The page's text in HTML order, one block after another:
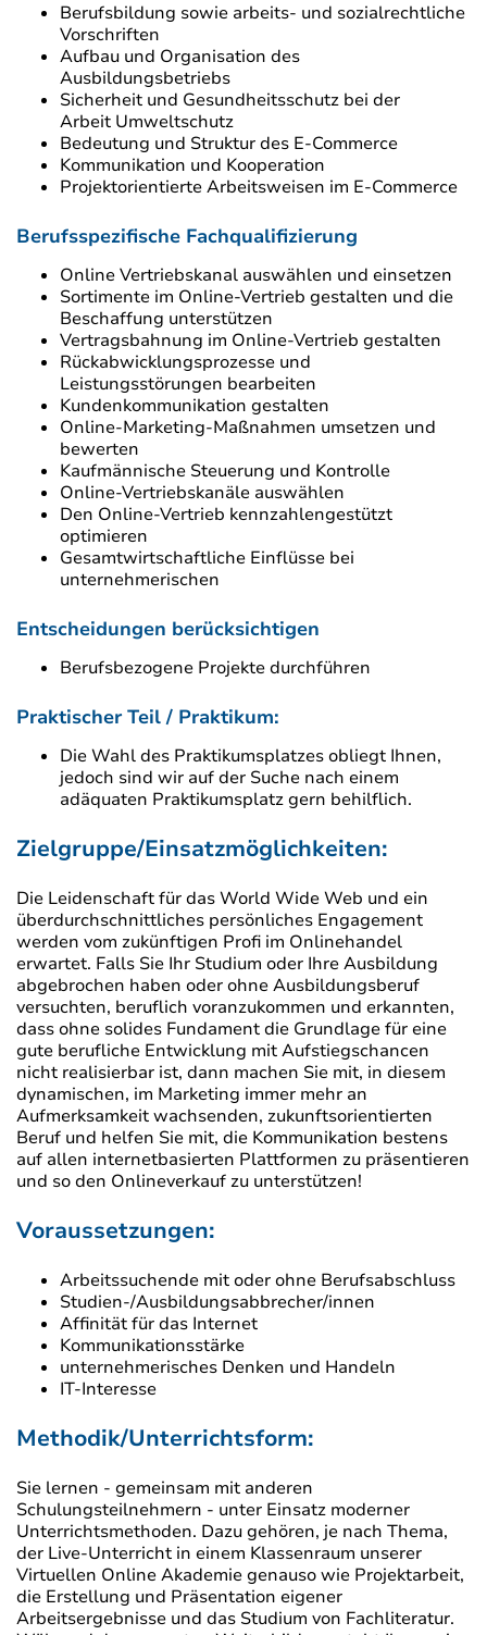
Berufsbildung sowie arbeits- und sozialrechtliche
Vorschriften
Aufbau und Organisation des
Ausbildungsbetriebs
Sicherheit und Gesundheitsschutz bei der
Arbeit Umweltschutz
Bedeutung und Struktur des E-Commerce
Kommunikation und Kooperation
Projektorientierte Arbeitsweisen im E-Commerce
Berufsspezifische Fachqualifizierung
Online Vertriebskanal auswählen und einsetzen
Sortimente im Online-Vertrieb gestalten und die
Beschaffung unterstützen
Vertragsbahnung im Online-Vertrieb gestalten
Rückabwicklungsprozesse und
Leistungsstörungen bearbeiten
Kundenkommunikation gestalten
Online-Marketing-Maßnahmen umsetzen und
bewerten
Kaufmännische Steuerung und Kontrolle
Online-Vertriebskanäle auswählen
Den Online-Vertrieb kennzahlengestützt
optimieren
Gesamtwirtschaftliche Einflüsse bei
unternehmerischen
Entscheidungen berücksichtigen
Berufsbezogene Projekte durchführen
Praktischer Teil / Praktikum:
Die Wahl des Praktikumsplatzes obliegt Ihnen,
jedoch sind wir auf der Suche nach einem
adäquaten Praktikumsplatz gern behilflich.
Zielgruppe/Einsatzmöglichkeiten:
Die Leidenschaft für das World Wide Web und ein
überdurchschnittliches persönliches Engagement
werden vom zukünftigen Profi im Onlinehandel
erwartet. Falls Sie Ihr Studium oder Ihre Ausbildung
abgebrochen haben oder ohne Ausbildungsberuf
versuchten, beruflich voranzukommen und erkannten,
dass ohne solides Fundament die Grundlage für eine
gute berufliche Entwicklung mit Aufstiegschancen
nicht realisierbar ist, dann machen Sie mit, in diesem
dynamischen, im Marketing immer mehr an
Aufmerksamkeit wachsenden, zukunftsorientierten
Beruf und helfen Sie mit, die Kommunikation bestens
auf allen internetbasierten Plattformen zu präsentieren
und so den Onlineverkauf zu unterstützen!
Voraussetzungen:
Arbeitssuchende mit oder ohne Berufsabschluss
Studien-/Ausbildungsabbrecher/innen
Affinität für das Internet
Kommunikationsstärke
unternehmerisches Denken und Handeln
IT-Interesse
Methodik/Unterrichtsform:
Sie lernen - gemeinsam mit anderen
Schulungsteilnehmern - unter Einsatz moderner
Unterrichtsmethoden. Dazu gehören, je nach Thema,
der Live-Unterricht in einem Klassenraum unserer
Virtuellen Online Akademie genauso wie Projektarbeit,
die Erstellung und Präsentation eigener
Arbeitsergebnisse und das Studium von Fachliteratur.